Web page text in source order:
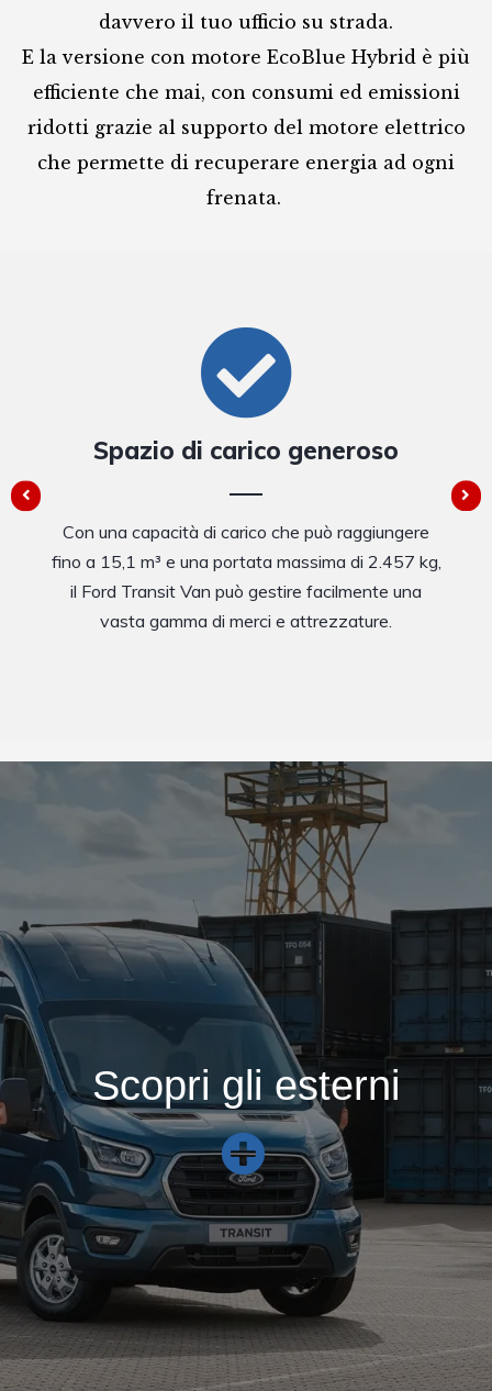
davvero il tuo ufficio su strada.
E la versione con motore EcoBlue Hybrid è più
efficiente che mai, con consumi ed emissioni
ridotti grazie al supporto del motore elettrico
che permette di recuperare energia ad ogni
frenata.
Spazio di carico generoso
Con una capacità di carico che può raggiungere
fino a 15,1 m³ e una portata massima di 2.457 kg,
il Ford Transit Van può gestire facilmente una
vasta gamma di merci e attrezzature.
Scopri gli esterni